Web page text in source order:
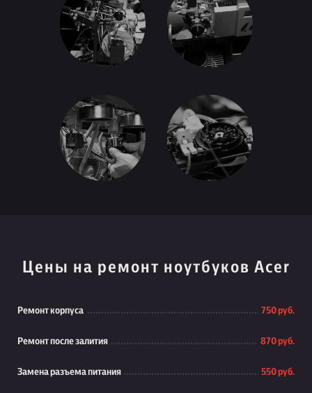
Цены на ремонт ноутбуков Acer
Ремонт корпуса 750 руб.
Ремонт после залития 870 руб.
Замена разъема питания 550 руб.